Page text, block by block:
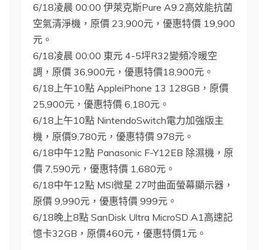
6/18凌晨 00:00 伊萊克斯Pure A9.2高效能抗菌
空氣清淨機，原價 23,900元，優惠特價 19,900
元。
6/18凌晨 00:00 東元 4-5坪R32變頻冷暖空
調，原價 36,900元，優惠特價18,900元。
6/18上午10點 AppleiPhone 13 128GB，原價
25,900元，優惠特價 6,180元。
6/18上午10點 NintendoSwitch電力加強版主
機，原價9,780元，優惠特價 978元。
6/18中午12點 Panasonic F-Y12EB 除濕機，原
價 7,590元，優惠特價 1,680元。
6/18中午12點 MSI微星 27吋曲面螢幕顯示器，
原價 9,990元，優惠特價 999元。
6/18晚上8點 SanDisk Ultra MicroSD A1高速記
憶卡32GB，原價460元，優惠特價1元。